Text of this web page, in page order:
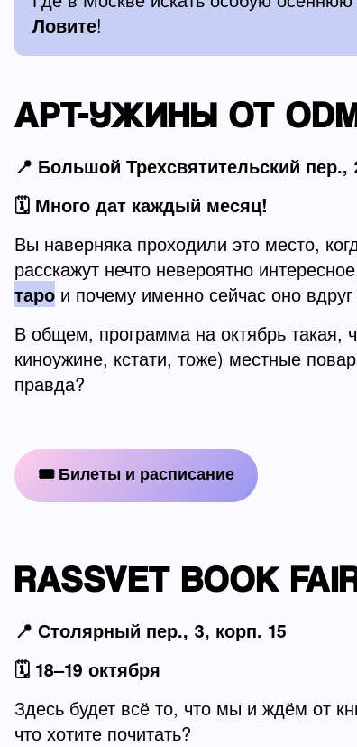
Ловите!
АРТ-УЖИНЫ ОТ
📍 Большой Трехсвятительский пер.,
🗓️ Много дат каждый месяц!
Вы наверняка проходили это место,
расскажут нечто невероятно
таро и почему именно сейчас оно
В общем, программа на октябрь
киноужине, кстати, тоже) местные
правда?
🎟 Билеты и расписание
RASSVET BOOK
📍 Столярный пер., 3, корп. 15
🗓️ 18–19 октября
Здесь будет всё то, что мы и ждём от
что хотите почитать?